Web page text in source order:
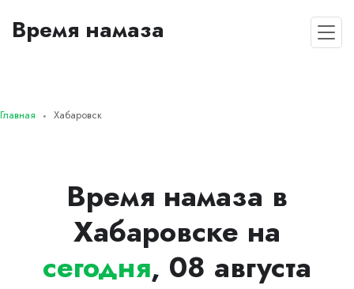
Время намаза
Главная Хабаровск
Время намаза в
Хабаровске на
сегодня, 08 августа